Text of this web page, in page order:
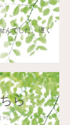
）
んでした。 遅く
ら
9日